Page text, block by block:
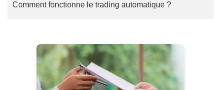
Comment fonctionne le trading automatique ?